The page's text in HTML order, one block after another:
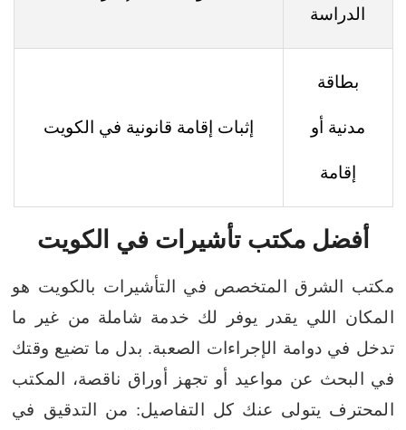
الدراسة
بطاقة
مدنية أو
إقامة
إثبات إقامة قانونية في الكويت
أفضل مكتب تأشيرات في الكويت
مكتب الشرق المتخصص في التأشيرات بالكويت هو
المكان اللي يقدر يوفر لك خدمة شاملة من غير ما
تدخل في دوامة الإجراءات الصعبة. بدل ما تضيع وقتك
في البحث عن مواعيد أو تجهز أوراق ناقصة، المكتب
المحترف يتولى عنك كل التفاصيل: من التدقيق في